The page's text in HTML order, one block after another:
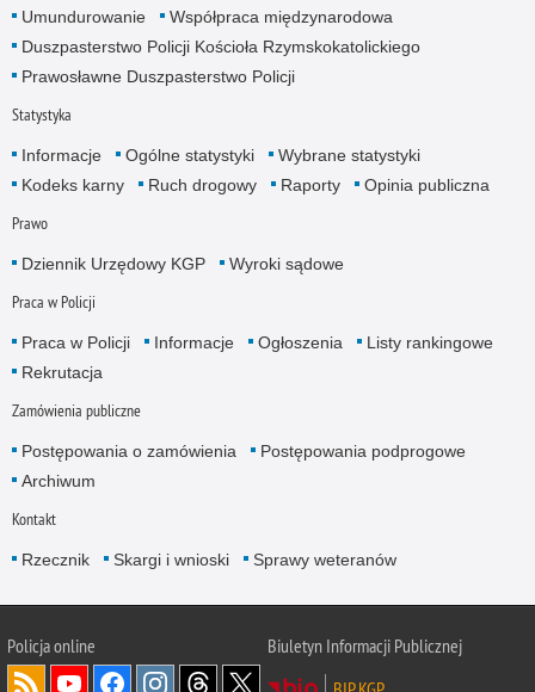
Umundurowanie
Współpraca międzynarodowa
Duszpasterstwo Policji Kościoła Rzymskokatolickiego
Prawosławne Duszpasterstwo Policji
Statystyka
Informacje Ogólne statystyki
Wybrane statystyki
Kodeks karny
Ruch drogowy Raporty Opinia publiczna
Prawo
Dziennik Urzędowy KGP Wyroki sądowe
Praca w Policji
Praca w Policji Informacje Ogłoszenia
Listy rankingowe
Rekrutacja
Zamówienia publiczne
Postępowania o zamówienia
Postępowania podprogowe
Archiwum
Kontakt
Rzecznik Skargi i wnioski Sprawy weteranów
Policjaonline
Biuletyn Informacji Publicznej